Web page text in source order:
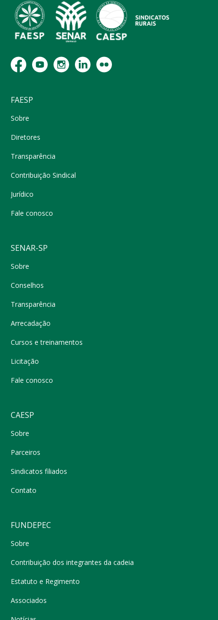
FAESP
Sobre
Diretores
Transparência
Contribuição Sindical
Jurídico
Fale conosco
SENAR-SP
Sobre
Conselhos
Transparência
Arrecadação
Cursos e treinamentos
Licitação
Fale conosco
CAESP
Sobre
Parceiros
Sindicatos filiados
Contato
FUNDEPEC
Sobre
Contribuição dos integrantes da cadeia
Estatuto e Regimento
Associados